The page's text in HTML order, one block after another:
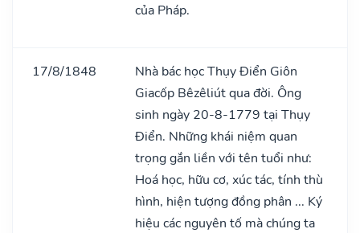
của Pháp.
17/8/1848
Nhà bác học Thụy Điển Giôn
Giacốp Bêzêliút qua đời. Ông
sinh ngày 20-8-1779 tại Thụy
Điển. Những khái niệm quan
trọng gắn liền với tên tuổi như:
Hoá học, hữu cơ, xúc tác, tính thù
hình, hiện tượng đồng phân ... Ký
hiệu các nguyên tố mà chúng ta